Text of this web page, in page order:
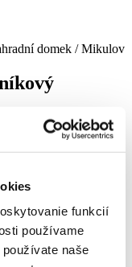
funkcií
používame
naše
domek / Mikulov